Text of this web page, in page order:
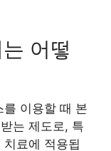
어떻
이용할 때 본
는 제도로, 특
료에 적용됩